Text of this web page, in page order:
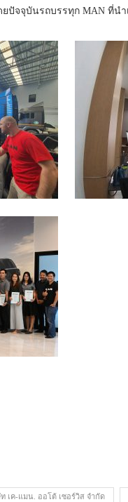
โดยปัจจุบันรถบรรทุก MAN ที่
เค-แมน. ออโต้ เซอร์วิส จำกัด